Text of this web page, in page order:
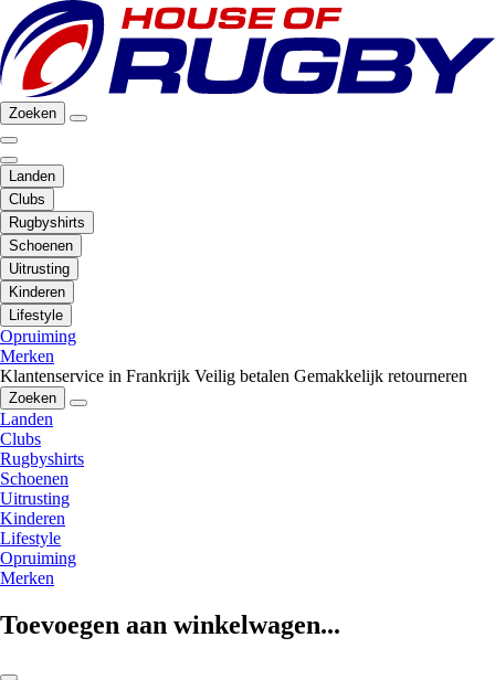
Zoeken
Landen
Clubs
Rugbyshirts
Schoenen
Uitrusting
Kinderen
Lifestyle
Opruiming
Merken
Klantenservice in Frankrijk Veilig betalen Gemakkelijk retourneren
Zoeken
Landen
Clubs
Rugbyshirts
Schoenen
Uitrusting
Kinderen
Lifestyle
Opruiming
Merken
Toevoegen aan winkelwagen...